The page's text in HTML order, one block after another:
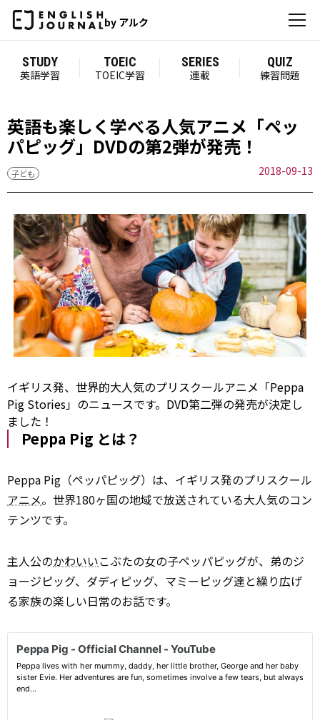
by アルク
STUDY
英語学習
TOEIC
TOEIC学習
SERIES
連載
QUIZ
練習問題
英語も楽しく学べる人気アニメ「ペッ
パピッグ」DVDの第2弾が発売！
子ども 2018-09-13
イギリス発、世界的大人気のプリスクールアニメ「Peppa
Pig Stories」のニュースです。DVD第二弾の発売が決定し
ました！
Peppa Pig とは？
Peppa Pig（ペッパピッグ）は、イギリス発のプリスクール
アニメ。世界180ヶ国の地域で放送されている大人気のコン
テンツです。
主人公のかわいいこぶたの女の子ペッパピッグが、弟のジ
ョージピッグ、ダディピッグ、マミーピッグ達と繰り広げ
る家族の楽しい日常のお話です。